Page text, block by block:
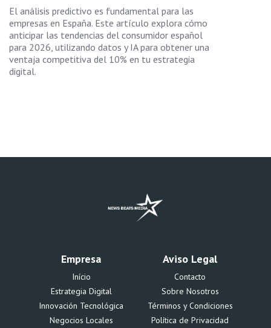
El análisis predictivo es fundamental para las
empresas en España. Este artículo explora cómo
anticipar las tendencias del consumidor español
para 2026, utilizando datos y IA para obtener una
ventaja competitiva del 10% en tu estrategia
digital.
Empresa
Início
Estrategia Digital
Innovación Tecnológica
Negocios Locales
Aviso Legal
Contacto
Sobre Nosotros
Términos y Condiciones
Política de Privacidad